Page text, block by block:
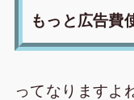
もっと広告費
ってなりますよ